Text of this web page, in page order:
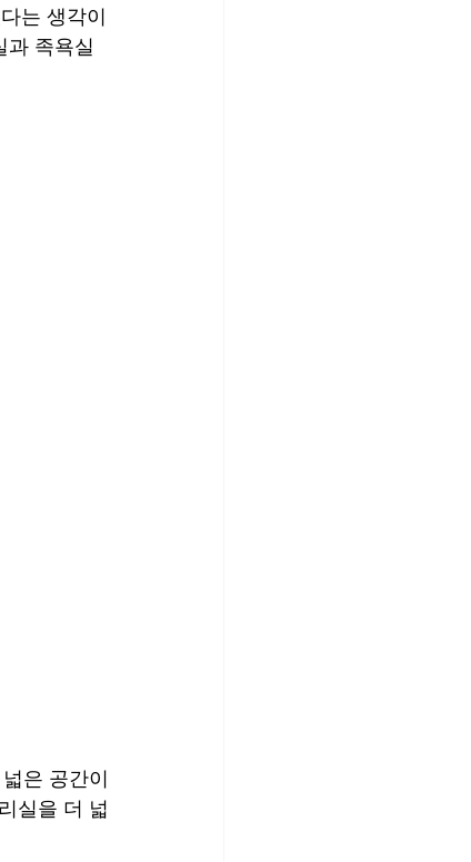
는 생각이
과 족욕실
은 공간이
실을 더 넓